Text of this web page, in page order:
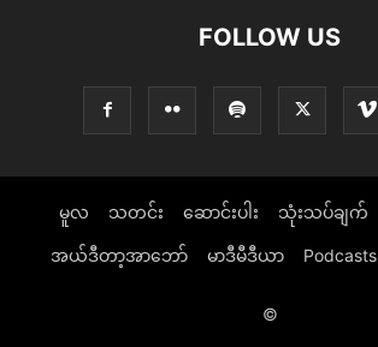
FOLLOW US
မူလ သတင်း ဆောင်းပါး သုံးသပ်ချက်
အယ်ဒီတာ့အာဘော် မာဒီမီဒီယာ Podcasts
©